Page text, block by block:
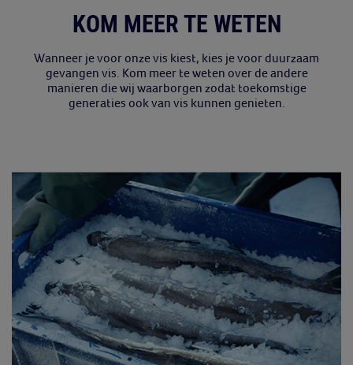
KOM MEER TE WETEN
Wanneer je voor onze vis kiest, kies je voor duurzaam
gevangen vis. Kom meer te weten over de andere
manieren die wij waarborgen zodat toekomstige
generaties ook van vis kunnen genieten.